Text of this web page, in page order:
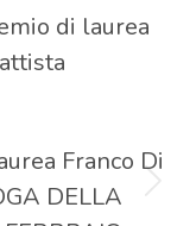
di laurea
Franco Di
DELLA